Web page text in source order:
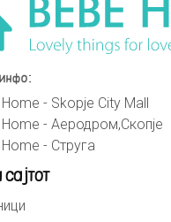
- Skopje City Mall
- Аеродром,Скопје
- Струга